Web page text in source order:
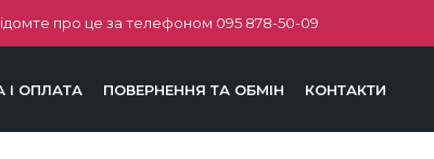
про це за телефоном 095 878-50-09
І ОПЛАТА ПОВЕРНЕННЯ ТА ОБМІН КОНТАКТИ